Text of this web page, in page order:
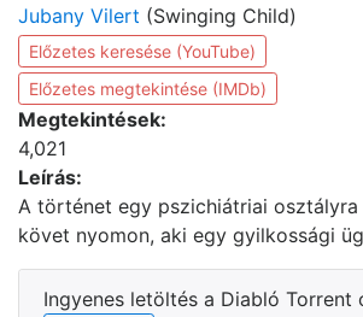
Jubany Vilert (Swinging Child)
Előzetes keresése (YouTube)
Előzetes megtekintése (IMDb)
Megtekintések:
4,021
Leírás:
A történet egy pszichiátriai
követ nyomon, aki egy gyilkossági
Ingyenes letöltés a Diabló Torrent